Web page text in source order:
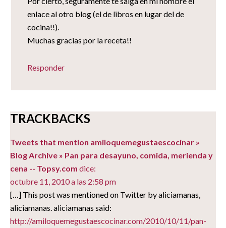
enlace al otro blog (el de libros en lugar del de
cocina!!).
Muchas gracias por la receta!!
Responder
TRACKBACKS
Tweets that mention amiloquemegustaescocinar »
Blog Archive » Pan para desayuno, comida, merienda y
cena -- Topsy.com dice:
octubre 11, 2010 a las 2:58 pm
[…] This post was mentioned on Twitter by aliciamanas,
aliciamanas. aliciamanas said:
http://amiloquemegustaescocinar.com/2010/10/11/pan-